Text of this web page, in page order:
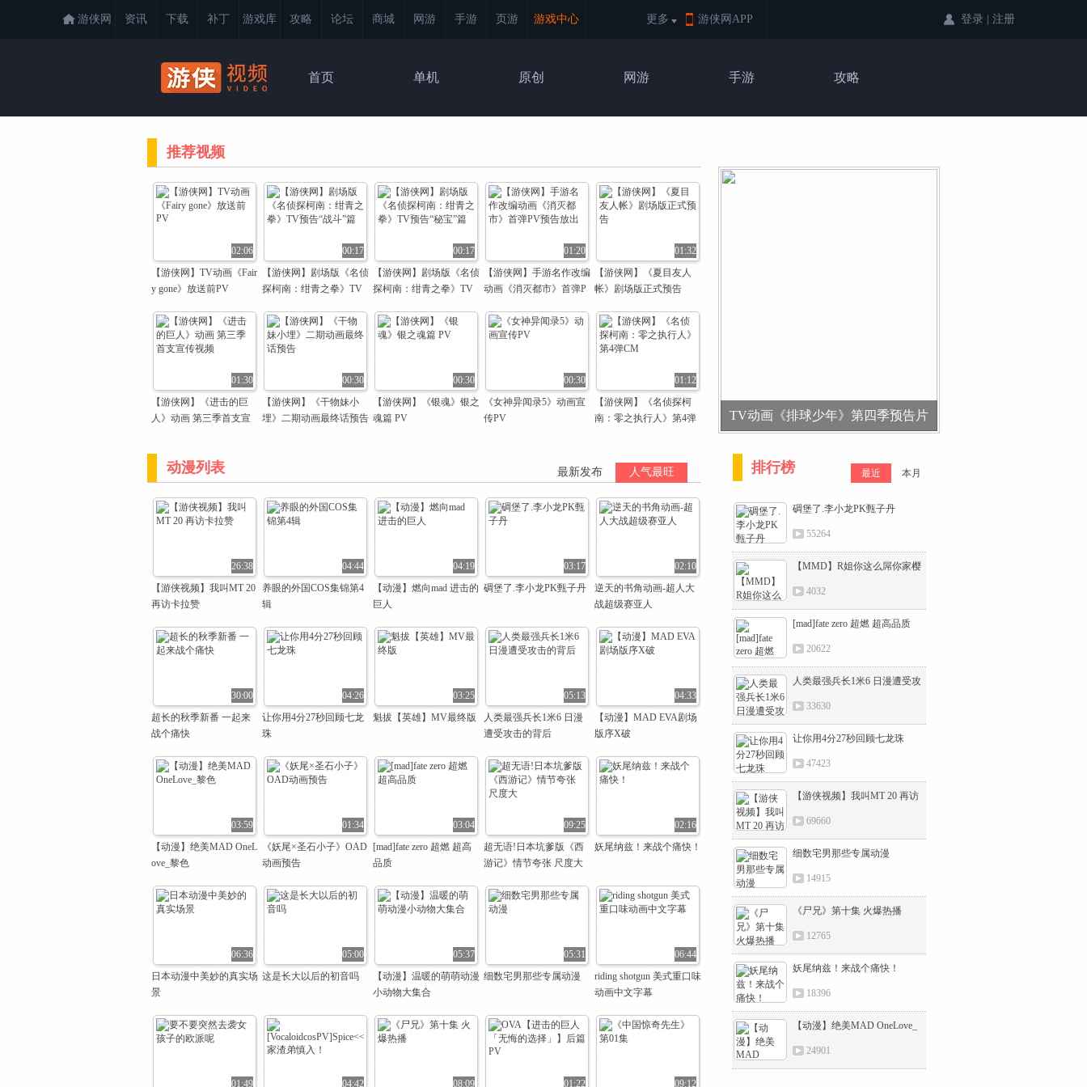
游侠网 资讯 下载 补丁 游戏库 攻略 论坛 商城 网游 手游 页游 游戏中心 更多 游侠网APP 登录 | 注册
首页 单机 原创 网游 手游 攻略
推荐视频
02:06
【游侠网】TV动画《Fair
y gone》放送前PV
00:17
【游侠网】剧场版《名侦
探柯南：绀青之拳》TV
00:17
【游侠网】剧场版《名侦
探柯南：绀青之拳》TV
01:20
【游侠网】手游名作改编
动画《消灭都市》首弹P
01:32
【游侠网】《夏目友人
帐》剧场版正式预告
01:30
【游侠网】《进击的巨
人》动画 第三季首支宣
00:30
【游侠网】《干物妹小
埋》二期动画最终话预告
00:30
【游侠网】《银魂》银之
魂篇 PV
00:30
《女神异闻录5》动画宣
传PV
01:12
【游侠网】《名侦探柯
南：零之执行人》第4弹
动漫列表 最新发布 人气最旺
26:38
【游侠视频】我叫MT 20
再访卡拉赞
04:44
养眼的外国COS集锦第4
辑
04:19
【动漫】燃向mad 进击的
巨人
03:17
碉堡了.李小龙PK甄子丹
02:10
逆天的书角动画-超人大
战超级赛亚人
30:00
超长的秋季新番 一起来
战个痛快
04:26
让你用4分27秒回顾七龙
珠
03:25
魁拔【英雄】MV最终版
05:13
人类最强兵长1米6 日漫
遭受攻击的背后
04:33
【动漫】MAD EVA剧场
版序X破
03:59
【动漫】绝美MAD OneL
ove_黎色
01:34
《妖尾×圣石小子》OAD
动画预告
03:04
[mad]fate zero 超燃 超高
品质
09:25
超无语!日本坑爹版《西
游记》情节夸张 尺度大
02:16
妖尾纳兹！来战个痛快！
06:36
日本动漫中美妙的真实场
景
05:00
这是长大以后的初音吗
05:37
【动漫】温暖的萌萌动漫
小动物大集合
05:31
细数宅男那些专属动漫
06:44
riding shotgun 美式重口味
动画中文字幕
01:49 04:42 08:09 01:22 09:12
TV动画《排球少年》第四季预告片
排行榜 最近 本月
碉堡了.李小龙PK甄子丹
55264
【MMD】R姐你这么屌你家樱
4032
[mad]fate zero 超燃 超高品质
20622
人类最强兵长1米6 日漫遭受攻
33630
让你用4分27秒回顾七龙珠
47423
【游侠视频】我叫MT 20 再访
69660
细数宅男那些专属动漫
14915
《尸兄》第十集 火爆热播
12765
妖尾纳兹！来战个痛快！
18396
【动漫】绝美MAD OneLove_
24901